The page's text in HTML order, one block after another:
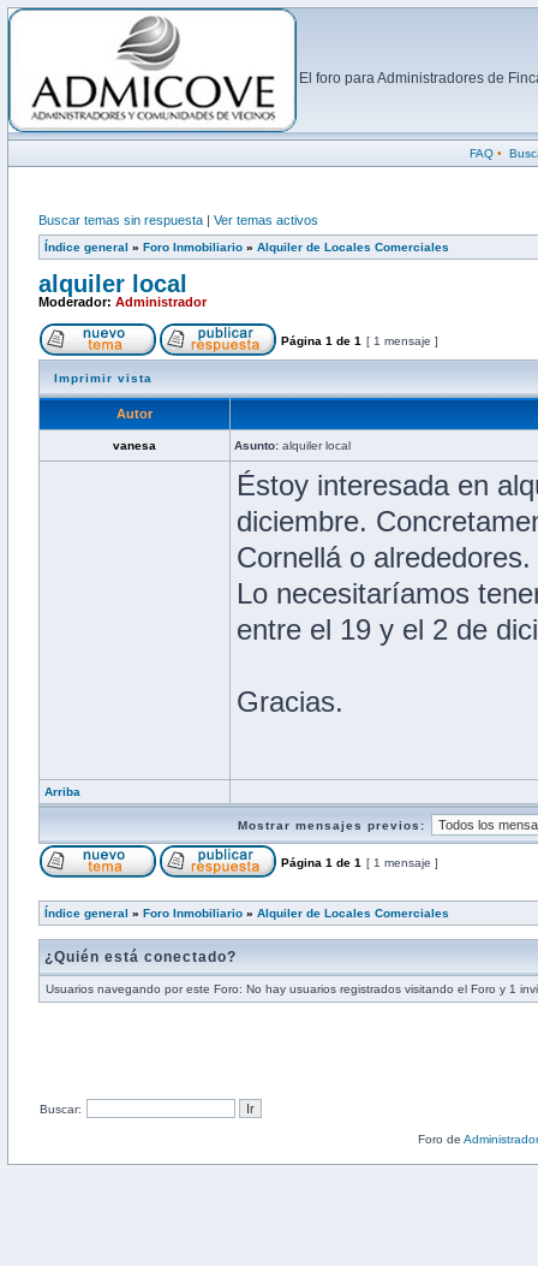
El foro para Administradores de
FAQ•
Buscar temas sin respuesta | Ver temas activos
Índice general » Foro Inmobiliario » Alquiler de Locales Comerciales
alquiler local
Moderador: Administrador
Página 1 de 1 [ 1 mensaje ]
Imprimir vista
Autor
vanesa Asunto: alquiler local
Éstoy interesada en
diciembre.
Cornellá o alrededores.
Lo necesitaríamos
entre el 19 y el 2 de
Gracias.
Arriba
Mostrar mensajes previos:
Página 1 de 1 [ 1 mensaje ]
Índice general » Foro Inmobiliario » Alquiler de Locales Comerciales
¿Quién está conectado?
Usuarios navegando por este Foro: No hay usuarios registrados visitando el Foro y 1
Buscar:
Foro de